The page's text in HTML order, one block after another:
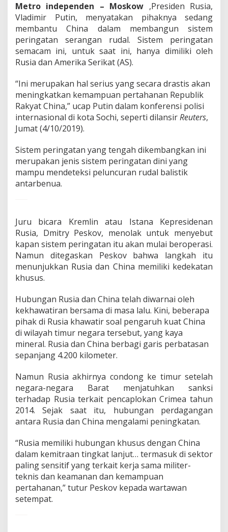
u
n
S
i
s
t
e
e
r
i
n
a
n
S
a
n
R
u
a
Metro independen – Moskow ,Presiden Rusia,
Vladimir Putin, menyatakan pihaknya sedang
membantu China dalam membangun sistem
peringatan serangan rudal. Sistem peringatan
semacam ini, untuk saat ini, hanya dimiliki oleh
Rusia dan Amerika Serikat (AS).
“Ini merupakan hal serius yang secara drastis akan
meningkatkan kemampuan pertahanan Republik
Rakyat China,” ucap Putin dalam konferensi polisi
internasional di kota Sochi, seperti dilansirReuters,
Jumat (4/10/2019).
Sistem peringatan yang tengah dikembangkan ini
merupakan jenis sistem peringatan dini yang
mampu mendeteksi peluncuran rudal balistik
antarbenua.
Juru bicara Kremlin atau Istana Kepresidenan
Rusia, Dmitry Peskov, menolak untuk menyebut
kapan sistem peringatan itu akan mulai beroperasi.
Namun ditegaskan Peskov bahwa langkah itu
menunjukkan Rusia dan China memiliki kedekatan
khusus.
Hubungan Rusia dan China telah diwarnai oleh
kekhawatiran bersama di masa lalu. Kini, beberapa
pihak di Rusia khawatir soal pengaruh kuat China
di wilayah timur negara tersebut, yang kaya
mineral. Rusia dan China berbagi garis perbatasan
sepanjang 4.200 kilometer.
Namun Rusia akhirnya condong ke timur setelah
negara-negara Barat menjatuhkan sanksi
terhadap Rusia terkait pencaplokan Crimea tahun
2014. Sejak saat itu, hubungan perdagangan
antara Rusia dan China mengalami peningkatan.
“Rusia memiliki hubungan khusus dengan China
dalam kemitraan tingkat lanjut… termasuk di sektor
paling sensitif yang terkait kerja sama militer-
teknis dan keamanan dan kemampuan
pertahanan,” tutur Peskov kepada wartawan
setempat.